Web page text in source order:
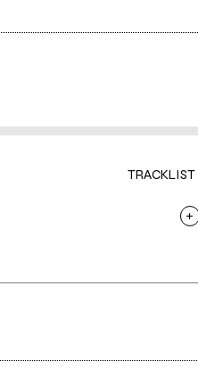
TRACKLIST